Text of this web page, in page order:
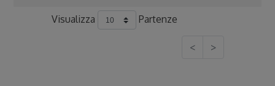
Visualizza Partenze
< >